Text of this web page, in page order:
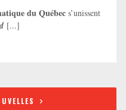
du Québec s’unissent
[...]